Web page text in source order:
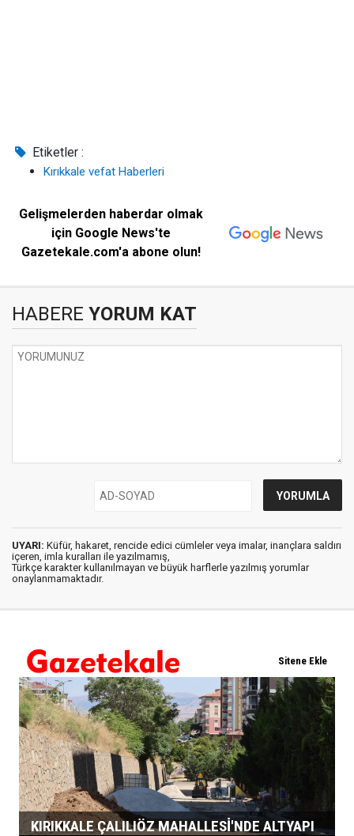
Etiketler :
Kırıkkale vefat Haberleri
Gelişmelerden haberdar olmak
için Google News'te
Gazetekale.com'a abone olun!
HABERE YORUM KAT
UYARI: Küfür, hakaret, rencide edici cümleler veya imalar, inançlara saldırı
içeren, imla kuralları ile yazılmamış,
Türkçe karakter kullanılmayan ve büyük harflerle yazılmış yorumlar
onaylanmamaktadır.